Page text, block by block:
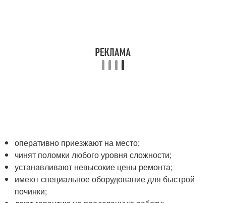
оперативно приезжают на место;
чинят поломки любого уровня сложности;
устанавливают невысокие цены ремонта;
имеют специальное оборудование для быстрой
починки;